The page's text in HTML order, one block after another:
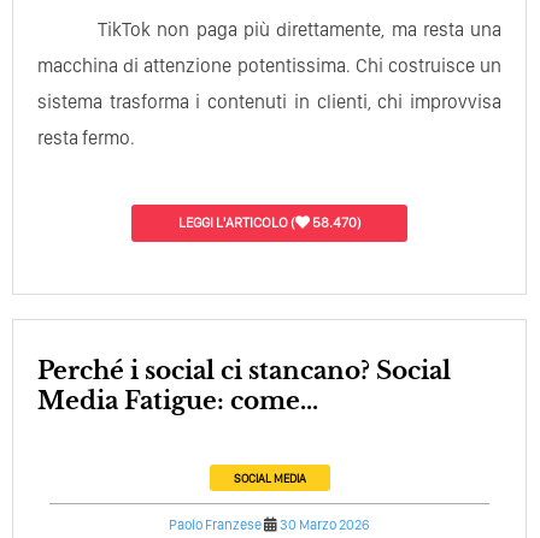
TikTok non paga più direttamente, ma resta una
macchina di attenzione potentissima. Chi costruisce un
sistema trasforma i contenuti in clienti, chi improvvisa
resta fermo.
LEGGI L'ARTICOLO( 58.470)
Perché i social ci stancano? Social
Media Fatigue: come...
SOCIAL MEDIA
Paolo Franzese 30 Marzo 2026